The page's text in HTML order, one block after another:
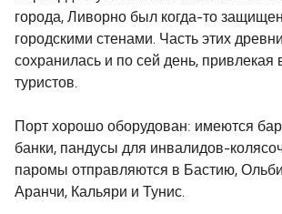
города, Ливорно был когда-то
городскими стенами. Часть этих
сохранилась и по сей день, привлекая
туристов.
Порт хорошо оборудован: имеются
банки, пандусы для инвалидов-
паромы отправляются в Бастию,
Аранчи, Кальяри и Тунис.